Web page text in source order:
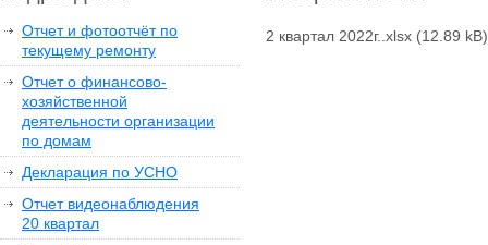
Отчет и фотоотчёт по
текущему ремонту
Отчет о финансово-
хозяйственной
деятельности организации
по домам
Декларация по УСНО
Отчет видеонаблюдения
20 квартал
2 квартал 2022г..xlsx (12.89 kB)